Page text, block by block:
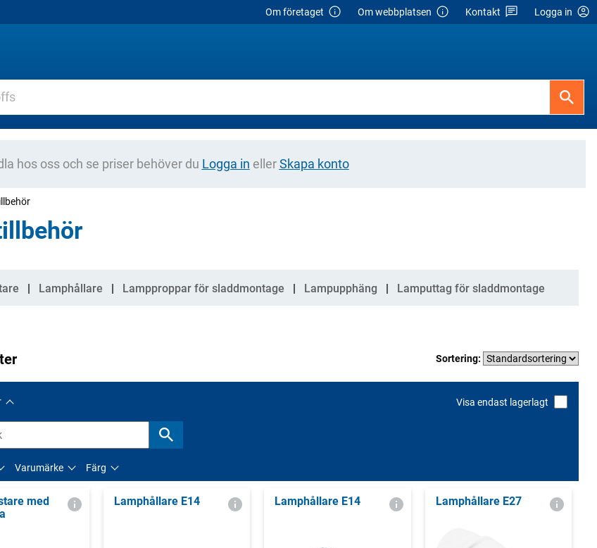
Om företaget Om webbplatsen Kontakt Logga in
hos oss och se priser behöver du Logga in ellerSkapa konto
Lamphållare Lampproppar för sladdmontage Lampupphäng Lamputtag för sladdmontage
Sortering:
Visa endast lagerlagt
Varumärke Färg
med
Lamphållare E14 Lamphållare E14 Lamphållare E27